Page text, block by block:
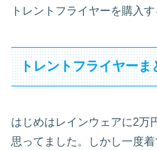
トレントフライヤーを購入
トレントフライヤーま
はじめはレインウェアに2万
思ってました。しかし一度